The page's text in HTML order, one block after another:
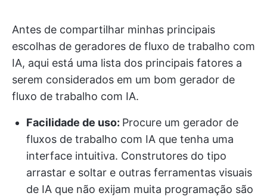
Antes de compartilhar minhas principais
escolhas de geradores de fluxo de trabalho com
IA, aqui está uma lista dos principais fatores a
serem considerados em um bom gerador de
fluxo de trabalho com IA.
Facilidade de uso: Procure um gerador de
fluxos de trabalho com IA que tenha uma
interface intuitiva. Construtores do tipo
arrastar e soltar e outras ferramentas visuais
de IA que não exijam muita programação são